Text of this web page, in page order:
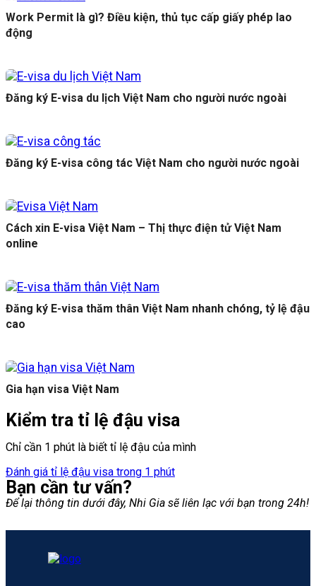
Work Permit là gì? Điều kiện, thủ tục cấp giấy phép lao
động
Đăng ký E-visa du lịch Việt Nam cho người nước ngoài
Đăng ký E-visa công tác Việt Nam cho người nước ngoài
Cách xin E-visa Việt Nam – Thị thực điện tử Việt Nam
online
Đăng ký E-visa thăm thân Việt Nam nhanh chóng, tỷ lệ đậu
cao
Gia hạn visa Việt Nam
Kiểm tra tỉ lệ đậu visa
Chỉ cần 1 phút là biết tỉ lệ đậu của mình
Đánh giá tỉ lệ đậu visa trong 1 phút
Bạn cần tư vấn?
Để lại thông tin dưới đây, Nhi Gia sẽ liên lạc với bạn trong 24h!